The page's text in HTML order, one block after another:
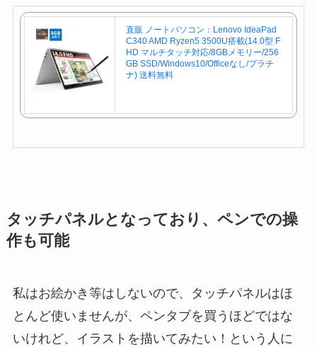
直販 ノートパソコン：Lenovo IdeaPad
C340 AMD Ryzen5 3500U搭載(14.0型 F
HD マルチタッチ対応/8GBメモリー/256
GB SSD/Windows10/Officeなし/プラチ
ナ) 送料無料
タッチパネルとなっており、ペンでの操
作も可能
私はお絵かき等はしないので、タッチパネルはほ
とんど使いませんが、ペンタブを買うほどではな
いけれど、イラストを描いてみたい！という人に